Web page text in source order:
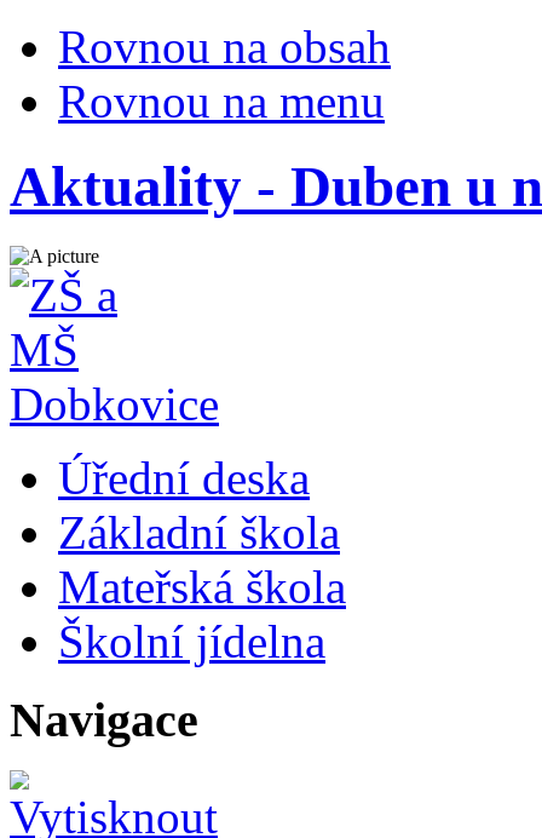
Rovnou na obsah
Rovnou na menu
Aktuality - Duben u
Úřední deska
Základní škola
Mateřská škola
Školní jídelna
Navigace